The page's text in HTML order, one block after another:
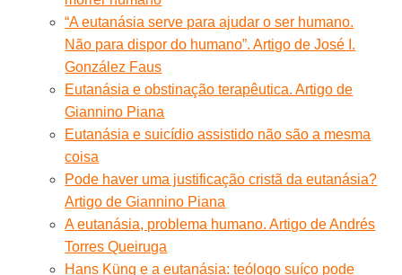
“A eutanásia serve para ajudar o ser humano.
Não para dispor do humano”. Artigo de José I.
González Faus
Eutanásia e obstinação terapêutica. Artigo de
Giannino Piana
Eutanásia e suicídio assistido não são a mesma
coisa
Pode haver uma justificação cristã da eutanásia?
Artigo de Giannino Piana
A eutanásia, problema humano. Artigo de Andrés
Torres Queiruga
Hans Küng e a eutanásia: teólogo suíço pode